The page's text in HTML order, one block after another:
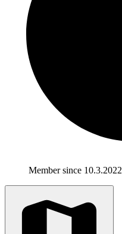
Member since 10.3.2022